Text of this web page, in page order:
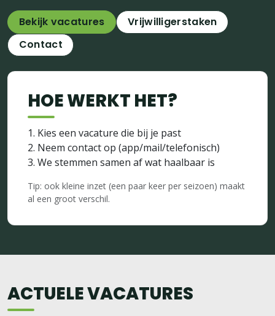
Bekijk vacatures
Vrijwilligerstaken
Contact
HOE WERKT HET?
Kies een vacature die bij je past
Neem contact op (app/mail/telefonisch)
We stemmen samen af wat haalbaar is
Tip: ook kleine inzet (een paar keer per seizoen) maakt
al een groot verschil.
ACTUELE VACATURES